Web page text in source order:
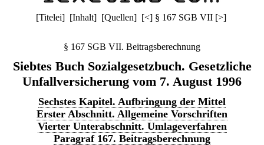
[Titelei] [Inhalt] [Quellen] [<] § 167 SGB VII [>]
§ 167 SGB VII. Beitragsberechnung
Siebtes Buch Sozialgesetzbuch. Gesetzliche
Unfallversicherung vom 7. August 1996
Sechstes Kapitel. Aufbringung der Mittel
Erster Abschnitt. Allgemeine Vorschriften
Vierter Unterabschnitt. Umlageverfahren
Paragraf 167. Beitragsberechnung